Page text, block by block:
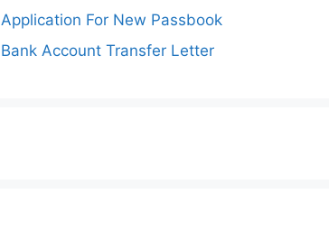
Application For New Passbook
Bank Account Transfer Letter